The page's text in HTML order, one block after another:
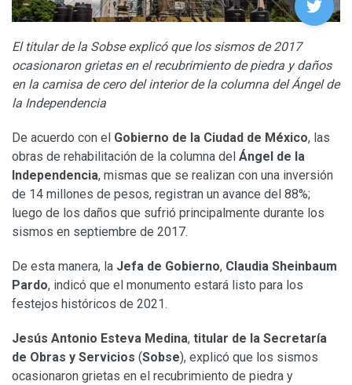
El titular de la Sobse explicó que los sismos de 2017
ocasionaron grietas en el recubrimiento de piedra y daños
en la camisa de cero del interior de la columna del Ángel de
la Independencia
De acuerdo con el Gobierno de la Ciudad de México, las
obras de rehabilitación de la columna del Ángel de la
Independencia, mismas que se realizan con una inversión
de 14 millones de pesos, registran un avance del 88%;
luego de los daños que sufrió principalmente durante los
sismos en septiembre de 2017.
De esta manera, la Jefa de Gobierno, Claudia Sheinbaum
Pardo, indicó que el monumento estará listo para los
festejos históricos de 2021.
Jesús Antonio Esteva Medina, titular de la Secretaría
de Obras y Servicios (Sobse), explicó que los sismos
ocasionaron grietas en el recubrimiento de piedra y